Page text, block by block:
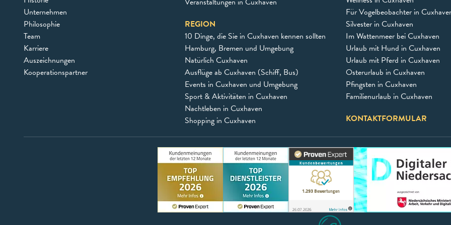
Unternehmen
Philosophie
Team
Karriere
Auszeichnungen
Kooperationspartner
REGION
10 Dinge, die Sie in Cuxhaven kennen sollten
Hamburg, Bremen und Umgebung
Natürlich Cuxhaven
Ausflüge ab Cuxhaven (Schiff, Bus)
Events in Cuxhaven und Umgebung
Sport & Aktivitäten in Cuxhaven
Nachtleben in Cuxhaven
Shopping in Cuxhaven
Für Vogelbeobachter in
Silvester in Cuxhaven
Im Wattenmeer bei Cuxhaven
Urlaub mit Hund in Cuxhaven
Urlaub mit Pferd in Cuxhaven
Osterurlaub in Cuxhaven
Pfingsten in Cuxhaven
Familienurlaub in Cuxhaven
KONTAKTFORMULAR